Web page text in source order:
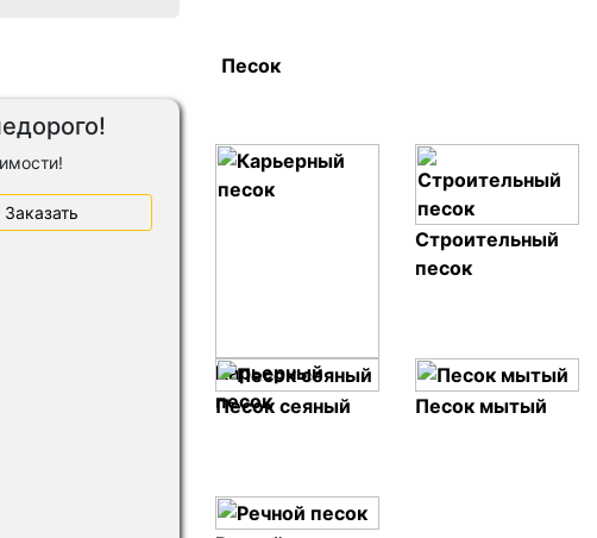
Заказать
Песок
Карьерный
песок
Строительный
песок
Песок сеяный Песок мытый